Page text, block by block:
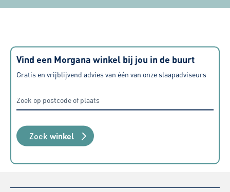
finishing touch kan bereiken. Zeer
Vind een Morgana winkel bij jou in de buurt
Gratis en vrijblijvend advies van één van onze slaapadviseurs
Zoek winkel